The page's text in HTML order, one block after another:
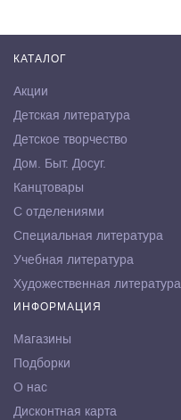
КАТАЛОГ
Акции
Детская литература
Детское творчество
Дом. Быт. Досуг.
Канцтовары
С отделениями
Специальная литература
Учебная литература
Художественная литература
ИНФОРМАЦИЯ
Магазины
Подборки
О нас
Дисконтная карта